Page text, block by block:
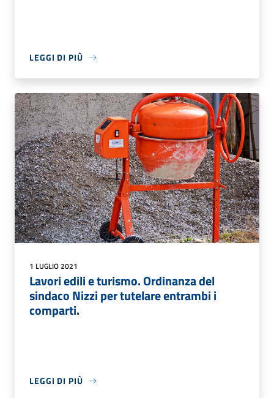
LEGGI DI PIÙ
1 LUGLIO 2021
Lavori edili e turismo. Ordinanza del
sindaco Nizzi per tutelare entrambi i
comparti.
LEGGI DI PIÙ